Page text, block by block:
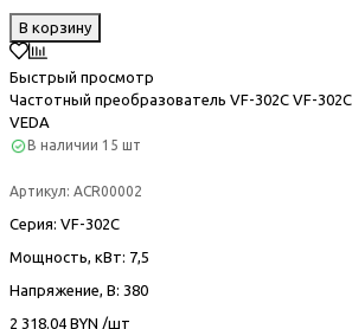
В корзину
Быстрый просмотр
Частотный преобразователь VF-302С VF-
VEDA
В наличии 15 шт
Артикул: ACR00002
Серия: VF-302С
Мощность, кВт: 7,5
Напряжение, В: 380
2 318.04 BYN /шт